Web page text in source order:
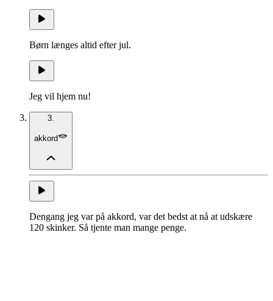
Børn længes altid efter jul.
Jeg vil hjem nu!
3.
akkord
Dengang jeg var på akkord, var det bedst at nå at udskære
120 skinker. Så tjente man mange penge.